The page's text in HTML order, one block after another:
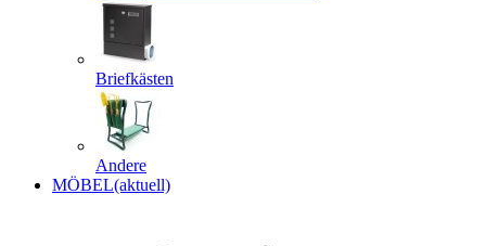
Briefkästen
Andere
MÖBEL(aktuell)